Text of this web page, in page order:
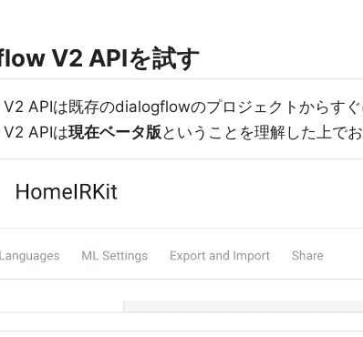
V2 APIを試す
APIは既存のdialogflowのプロジェクトからすぐ
APIは現在ベータ版 ということを理解した上で